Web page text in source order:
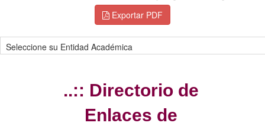
Exportar PDF
..:: Directorio de
Enlaces de